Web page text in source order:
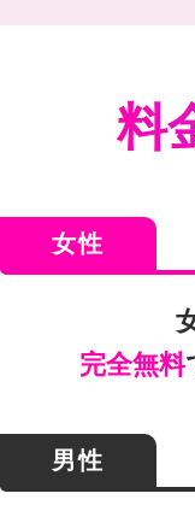
料
女性
完全無料
男性